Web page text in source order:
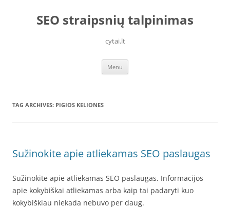
contentSEO straipsnių talpinimas
cytai.lt
Menu
TAG ARCHIVES: PIGIOS KELIONES
Sužinokite apie atliekamas SEO paslaugas
Sužinokite apie atliekamas SEO paslaugas. Informacijos
apie kokybiškai atliekamas arba kaip tai padaryti kuo
kokybiškiau niekada nebuvo per daug.